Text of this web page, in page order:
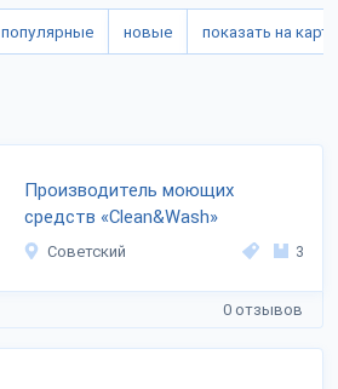
популярные новые показать на карте
Производитель моющих
средств «Clean&Wash»
Советский 3
0 отзывов